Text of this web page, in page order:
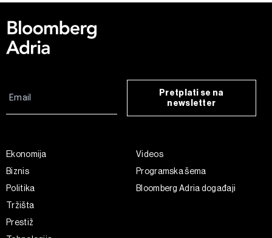
Pretplati se na
newsletter
Ekonomija
Biznis
Politika
Tržišta
Prestiž
Videos
Programska šema
Bloomberg Adria događaji